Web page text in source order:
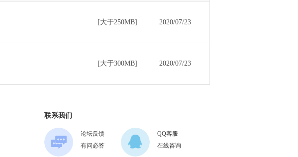
[大于250MB] 2020/07/23
[大于300MB] 2020/07/23
联系我们
论坛反馈
有问必答
QQ客服
在线咨询